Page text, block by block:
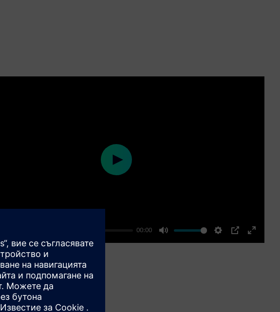
00:00
Mute Settings
PIP
Enter
Play